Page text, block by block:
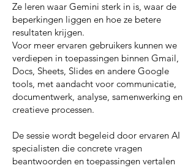
Ze leren waar Gemini sterk in is, waar de
beperkingen liggen en hoe ze betere
resultaten krijgen.
Voor meer ervaren gebruikers kunnen we
verdiepen in toepassingen binnen Gmail,
Docs, Sheets, Slides en andere Google
tools, met aandacht voor communicatie,
documentwerk, analyse, samenwerking en
creatieve processen.
De sessie wordt begeleid door ervaren AI
specialisten die concrete vragen
beantwoorden en toepassingen vertalen